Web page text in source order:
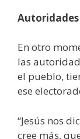
En otro
las
el pueblo,
ese
“Jesús nos
cree más,